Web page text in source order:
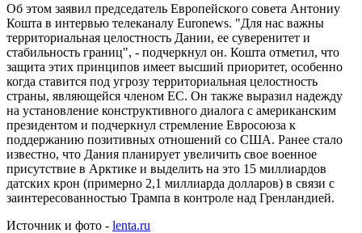
Об этом заявил председатель Европейского совета Антониу
Кошта в интервью телеканалу Euronews. "Для нас важны
территориальная целостность Дании, ее суверенитет и
стабильность границ", - подчеркнул он. Кошта отметил, что
защита этих принципов имеет высший приоритет, особенно
когда ставится под угрозу территориальная целостность
страны, являющейся членом ЕС. Он также выразил надежду
на установление конструктивного диалога с американским
президентом и подчеркнул стремление Евросоюза к
поддержанию позитивных отношений со США. Ранее стало
известно, что Дания планирует увеличить свое военное
присутствие в Арктике и выделить на это 15 миллиардов
датских крон (примерно 2,1 миллиарда долларов) в связи с
заинтересованностью Трампа в контроле над Гренландией.
Источник и фото - lenta.ru